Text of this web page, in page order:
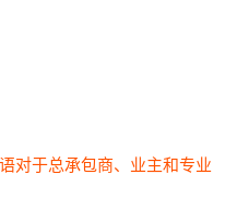
对于总承包商、业主和专业